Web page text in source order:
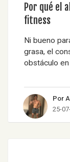
Por qué el
fitness
Ni bueno
grasa, el
obstáculo en
Por
25-